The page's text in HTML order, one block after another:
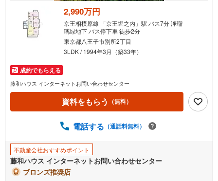
イ
ペ
ー
す
る
2,990万円
京王相模原線 「京王堀之内」駅 バス7分 浄瑠
璃緑地下 バス停下車 徒歩2分
東京都八王子市別所2丁目
3LDK / 1994年3月（築33年）
成約でもらえる
藤和ハウス インターネットお問い合わせセンター
資料をもらう （無料）
電話する （通話料無料）
不動産会社おすすめポイント
藤和ハウス インターネットお問い合わせセンター
ブロンズ推奨店